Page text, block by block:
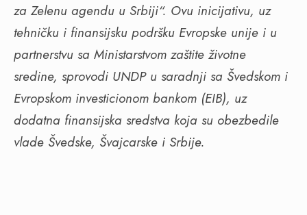
za Zelenu agendu u Srbiji“. Ovu inicijativu, uz
tehničku i finansijsku podršku Evropske unije i u
partnerstvu sa Ministarstvom zaštite životne
sredine, sprovodi UNDP u saradnji sa Švedskom i
Evropskom investicionom bankom (EIB), uz
dodatna finansijska sredstva koja su obezbedile
vlade Švedske, Švajcarske i Srbije.